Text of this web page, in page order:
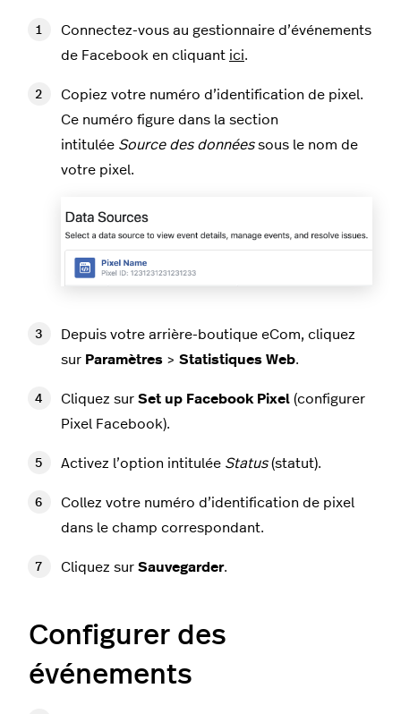
Connectez-vous au gestionnaire d’événements
de Facebook en cliquant ici.
Copiez votre numéro d’identification de pixel.
Ce numéro figure dans la section
intitulée Source des donnéessous le nom de
votre pixel.
Depuis votre arrière-boutique eCom, cliquez
sur Paramètres > Statistiques Web.
Cliquez sur Set up Facebook Pixel (configurer
Pixel Facebook).
Activez l’option intitulée Status(statut).
Collez votre numéro d’identification de pixel
dans le champ correspondant.
Cliquez sur Sauvegarder.
Configurer des
événements